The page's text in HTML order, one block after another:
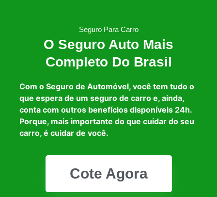
Seguro Para Carro
O Seguro Auto Mais
Completo Do Brasil
Com o Seguro de Automóvel, você tem tudo o
que espera de um seguro de carro e, ainda,
conta com outros benefícios disponíveis 24h.
Porque, mais importante do que cuidar do seu
carro, é cuidar de você.
Cote Agora